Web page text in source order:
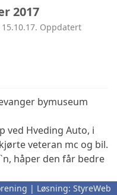
2017
Oppdatert
bymuseum
ved Hveding Auto, i
veteran mc og bil.
håper den får bedre
| Løsning: StyreWeb